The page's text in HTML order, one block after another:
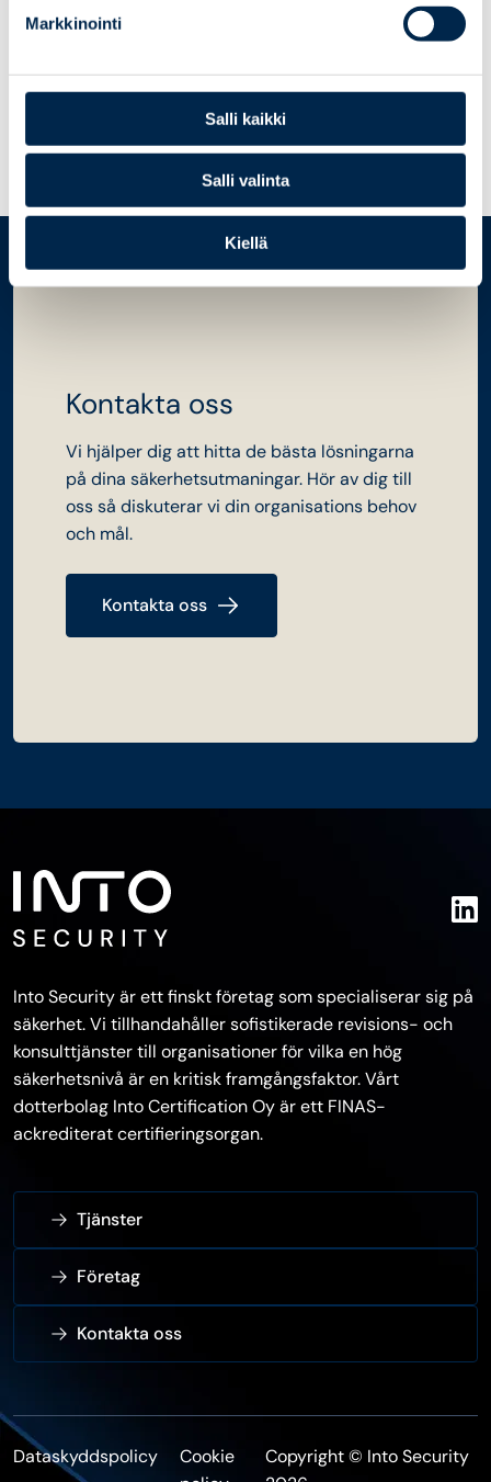
Markkinointi
Salli kaikki
Salli valinta
Kiellä
Stöd för PCI SAQ -utvärderingar – vi
hjälper organisationen att uppfylla
kraven och undvika brister i
Kontakta oss
Vi hjälper dig att hitta de bästa lösningarna
på dina säkerhetsutmaningar. Hör av dig till
oss så diskuterar vi din organisations behov
och mål.
Kontakta oss
Into Security är ett finskt företag som specialiserar sig på
säkerhet. Vi tillhandahåller sofistikerade revisions- och
konsulttjänster till organisationer för vilka en hög
säkerhetsnivå är en kritisk framgångsfaktor. Vårt
dotterbolag Into Certification Oy är ett FINAS-
ackrediterat certifieringsorgan.
Tjänster
Företag
Kontakta oss
Dataskyddspolicy
Cookie
Copyright © Into Security